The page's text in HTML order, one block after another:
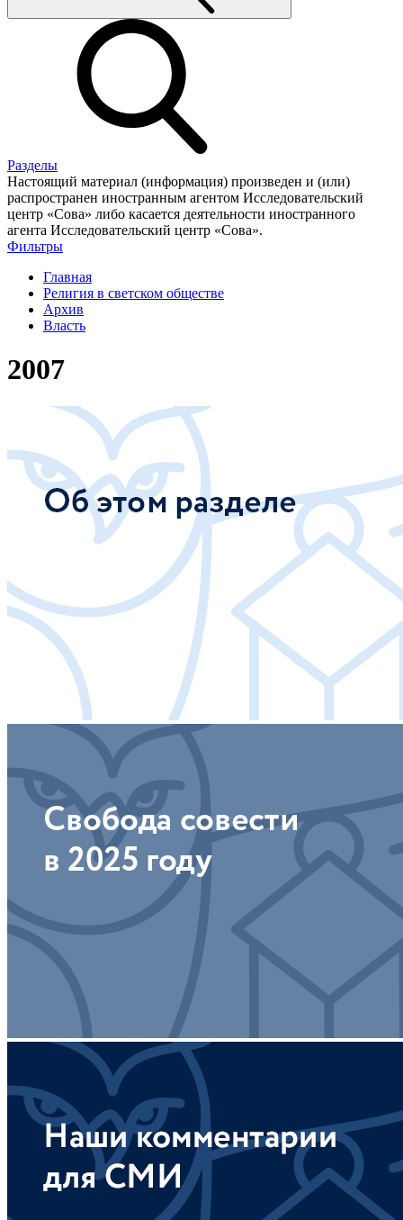
Разделы
Настоящий материал (информация) произведен и (или)
распространен иностранным агентом Исследовательский
центр «Сова» либо касается деятельности иностранного
агента Исследовательский центр «Сова».
Фильтры
Главная
Религия в светском обществе
Архив
Власть
2007